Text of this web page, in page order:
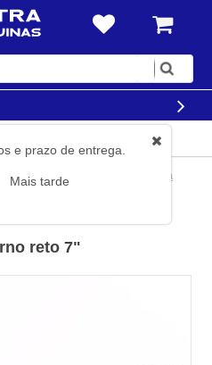
e prazo de entrega.
Mais tardeAlicates
Alicates para
reto 7"